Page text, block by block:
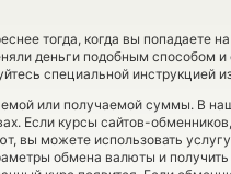
тогда, когда вы попадаете
деньги подобным способом
специальной инструкцией
или получаемой суммы. В
Если курсы сайтов-
вы можете использовать услугу
обмена валюты и